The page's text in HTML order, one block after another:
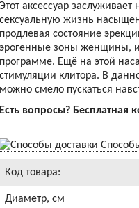
Этот аксессуар
сексуальную жизнь
продлевая состояние
эрогенные зоны женщины,
программе. Ещё на этой
стимуляции клитора. В
можно смело пускаться
Есть вопросы? Бесплатная
Код товара:
Диаметр, см